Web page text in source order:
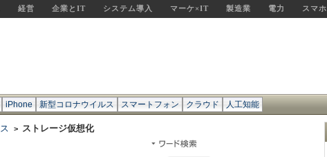
経営 企業とIT システム導入 マーケ×IT 製造業 電力 スマホ
iPhone 新型コロナウイルス スマートフォン クラウド 人工知能
ス > ストレージ仮想化